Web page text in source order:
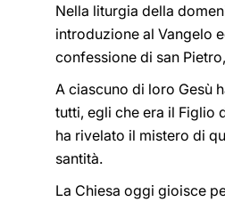
Nella liturgia della
introduzione al Vangelo
confessione di san
A ciascuno di loro Gesù
tutti, egli che era il Figlio
ha rivelato il mistero di
santità.
La Chiesa oggi gioisce